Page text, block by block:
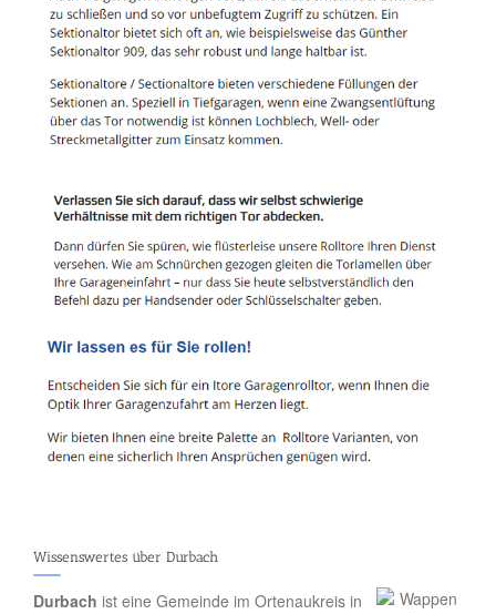
Wissenswertes über Durbach
Durbach ist eine Gemeinde im Ortenaukreis in